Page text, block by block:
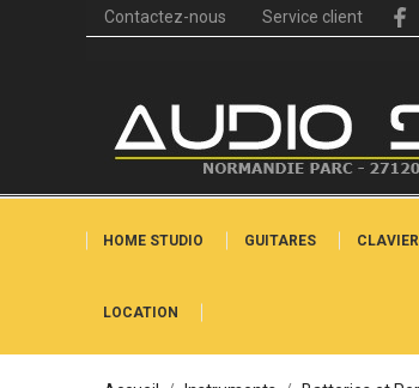
Contactez-nous Service client
HOME STUDIO GUITARES
LOCATION